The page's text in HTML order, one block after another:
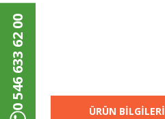
ÜRÜN BİLGİLERİ
0 546 633 62 00